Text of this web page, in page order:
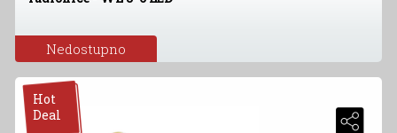
Nedostupno
Hot
Deal